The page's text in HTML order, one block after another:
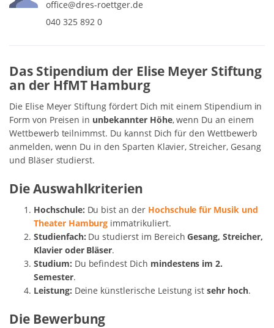
office@dres-roettger.de
040 325 892 0
Das Stipendium der Elise Meyer Stiftung
an der HfMT Hamburg
Die Elise Meyer Stiftung fördert Dich mit einem Stipendium in
Form von Preisen in unbekannter Höhe, wenn Du an einem
Wettbewerb teilnimmst. Du kannst Dich für den Wettbewerb
anmelden, wenn Du in den Sparten Klavier, Streicher, Gesang
und Bläser studierst.
Die Auswahlkriterien
Hochschule: Du bist an der Hochschule für Musik und
Theater Hamburg immatrikuliert.
Studienfach: Du studierst im BereichGesang, Streicher,
Klavier oder Bläser.
Studium: Du befindest Dich mindestens im 2.
Semester.
Leistung: Deine künstlerische Leistung istsehr hoch.
Die Bewerbung